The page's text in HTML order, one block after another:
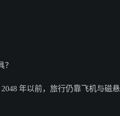
年以前，旅行仍靠飞机与磁悬